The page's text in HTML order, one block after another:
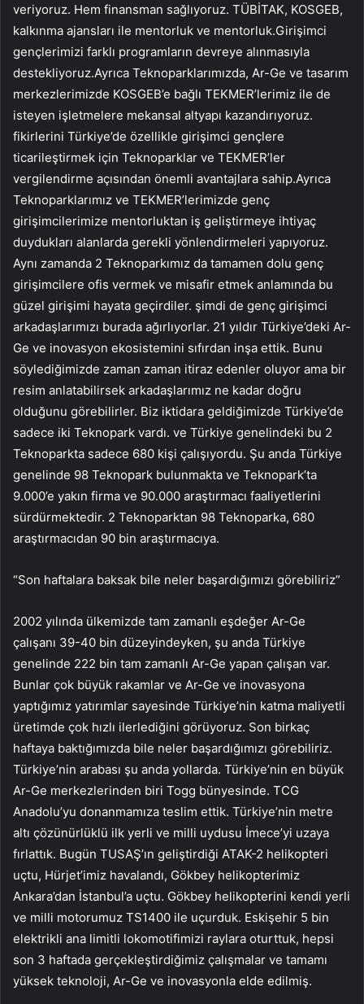
veriyoruz. Hem finansman sağlıyoruz. TÜBİTAK, KOSGEB,
kalkınma ajansları ile mentorluk ve mentorluk.Girişimci
gençlerimizi farklı programların devreye alınmasıyla
destekliyoruz.Ayrıca Teknoparklarımızda, Ar-Ge ve tasarım
merkezlerimizde KOSGEB’e bağlı TEKMER’lerimiz ile de
isteyen işletmelere mekansal altyapı kazandırıyoruz.
fikirlerini Türkiye’de özellikle girişimci gençlere
ticarileştirmek için Teknoparklar ve TEKMER’ler
vergilendirme açısından önemli avantajlara sahip.Ayrıca
Teknoparklarımız ve TEKMER’lerimizde genç
girişimcilerimize mentorluktan iş geliştirmeye ihtiyaç
duydukları alanlarda gerekli yönlendirmeleri yapıyoruz.
Aynı zamanda 2 Teknoparkımız da tamamen dolu genç
girişimcilere ofis vermek ve misafir etmek anlamında bu
güzel girişimi hayata geçirdiler. şimdi de genç girişimci
arkadaşlarımızı burada ağırlıyorlar. 21 yıldır Türkiye’deki Ar-
Ge ve inovasyon ekosistemini sıfırdan inşa ettik. Bunu
söylediğimizde zaman zaman itiraz edenler oluyor ama bir
resim anlatabilirsek arkadaşlarımız ne kadar doğru
olduğunu görebilirler. Biz iktidara geldiğimizde Türkiye’de
sadece iki Teknopark vardı. ve Türkiye genelindeki bu 2
Teknoparkta sadece 680 kişi çalışıyordu. Şu anda Türkiye
genelinde 98 Teknopark bulunmakta ve Teknopark’ta
9.000’e yakın firma ve 90.000 araştırmacı faaliyetlerini
sürdürmektedir. 2 Teknoparktan 98 Teknoparka, 680
araştırmacıdan 90 bin araştırmacıya.
“Son haftalara baksak bile neler başardığımızı görebiliriz”
2002 yılında ülkemizde tam zamanlı eşdeğer Ar-Ge
çalışanı 39-40 bin düzeyindeyken, şu anda Türkiye
genelinde 222 bin tam zamanlı Ar-Ge yapan çalışan var.
Bunlar çok büyük rakamlar ve Ar-Ge ve inovasyona
yaptığımız yatırımlar sayesinde Türkiye’nin katma maliyetli
üretimde çok hızlı ilerlediğini görüyoruz. Son birkaç
haftaya baktığımızda bile neler başardığımızı görebiliriz.
Türkiye’nin arabası şu anda yollarda. Türkiye’nin en büyük
Ar-Ge merkezlerinden biri Togg bünyesinde. TCG
Anadolu’yu donanmamıza teslim ettik. Türkiye’nin metre
altı çözünürlüklü ilk yerli ve milli uydusu İmece’yi uzaya
fırlattık. Bugün TUSAŞ’ın geliştirdiği ATAK-2 helikopteri
uçtu, Hürjet’imiz havalandı, Gökbey helikopterimiz
Ankara’dan İstanbul’a uçtu. Gökbey helikopterini kendi yerli
ve milli motorumuz TS1400 ile uçurduk. Eskişehir 5 bin
elektrikli ana limitli lokomotifimizi raylara oturttuk, hepsi
son 3 haftada gerçekleştirdiğimiz çalışmalar ve tamamı
yüksek teknoloji, Ar-Ge ve inovasyonla elde edilmiş.